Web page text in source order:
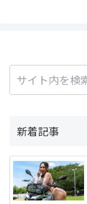
新着記事